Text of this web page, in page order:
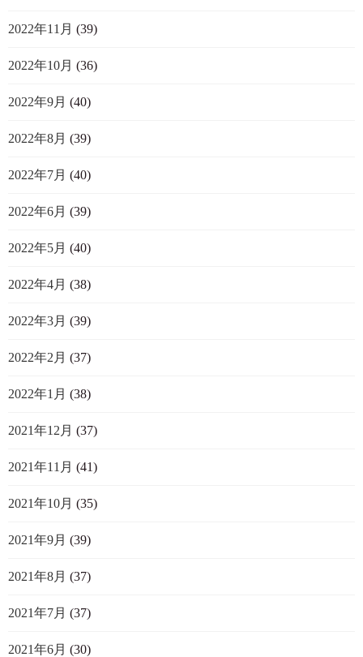
2022年11月 (39)
2022年10月 (36)
2022年9月 (40)
2022年8月 (39)
2022年7月 (40)
2022年6月 (39)
2022年5月 (40)
2022年4月 (38)
2022年3月 (39)
2022年2月 (37)
2022年1月 (38)
2021年12月 (37)
2021年11月 (41)
2021年10月 (35)
2021年9月 (39)
2021年8月 (37)
2021年7月 (37)
2021年6月 (30)